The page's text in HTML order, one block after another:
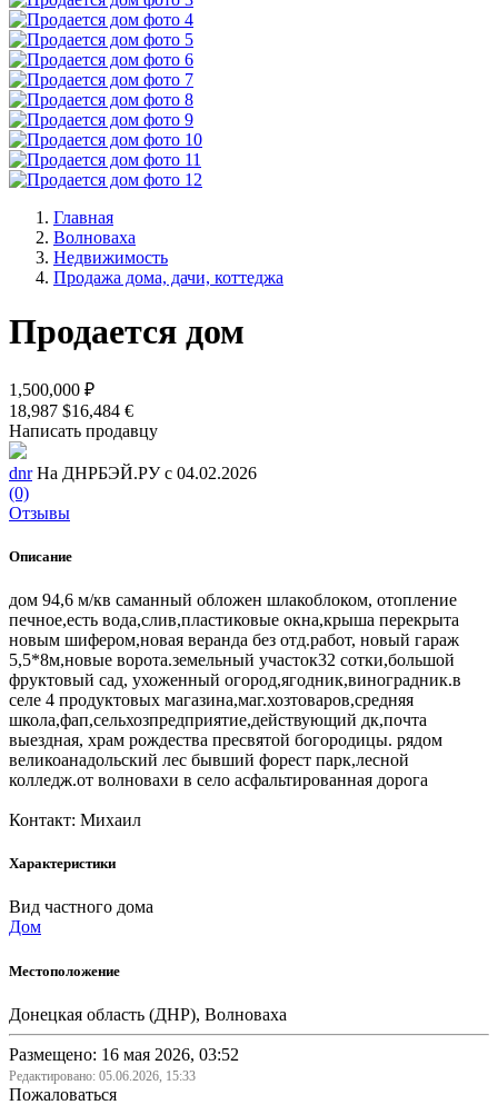
Главная
Волноваха
Недвижимость
Продажа дома, дачи, коттеджа
Продается дом
1,500,000 ₽
18,987 $16,484 €
Написать продавцу
dnr На ДНРБЭЙ.РУ с 04.02.2026
(0)
Отзывы
Описание
дом 94,6 м/кв саманный обложен шлакоблоком, отопление
печное,есть вода,слив,пластиковые окна,крыша перекрыта
новым шифером,новая веранда без отд.работ, новый гараж
5,5*8м,новые ворота.земельный участок32 сотки,большой
фруктовый сад, ухоженный огород,ягодник,виноградник.в
селе 4 продуктовых магазина,маг.хозтоваров,средняя
школа,фап,сельхозпредприятие,действующий дк,почта
выездная, храм рождества пресвятой богородицы. рядом
великоанадольский лес бывший форест парк,лесной
колледж.от волновахи в село асфальтированная дорога
Контакт: Михаил
Характеристики
Вид частного дома
Дом
Местоположение
Донецкая область (ДНР), Волноваха
Размещено: 16 мая 2026, 03:52
Редактировано: 05.06.2026, 15:33
Пожаловаться